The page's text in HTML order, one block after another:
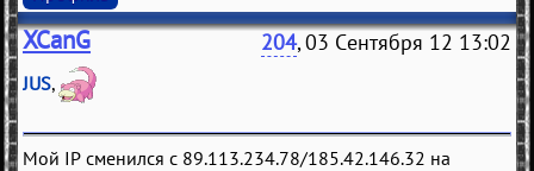
XCanG 204, 03 Сентября 12 13:02
JUS,
Мой IP сменился с 89.113.234.78/185.42.146.32 на